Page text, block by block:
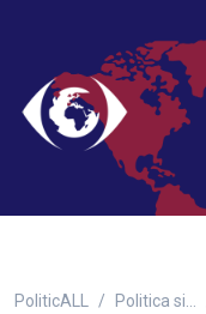
PoliticALL Politica si…